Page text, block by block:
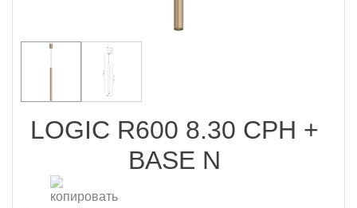
LOGIC R600 8.30 CPH +
BASE N